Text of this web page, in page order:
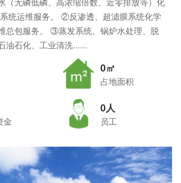
统运维服务。 ②反渗透、超滤膜系统化学
总包服务。 ③蒸发系统、锅炉水处理、脱
油石化、工业清洗......
0㎡
占地面积
金
0人
员工